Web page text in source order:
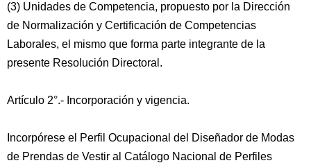
(3) Unidades de Competencia, propuesto por la Dirección
de Normalización y Certificación de Competencias
Laborales, el mismo que forma parte integrante de la
presente Resolución Directoral.
Artículo 2°.- Incorporación y vigencia.
Incorpórese el Perfil Ocupacional del Diseñador de Modas
de Prendas de Vestir al Catálogo Nacional de Perfiles